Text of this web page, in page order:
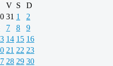
V S
D
31 1
2
7 8
9
14 15 16
21 22 23
28 29 30